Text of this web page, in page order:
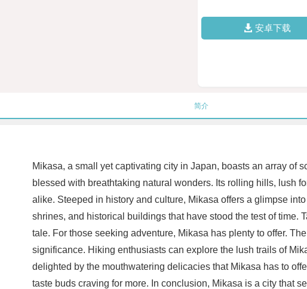
安卓下载
简介
Mikasa, a small yet captivating city in Japan, boasts an array of
blessed with breathtaking natural wonders. Its rolling hills, lush
alike. Steeped in history and culture, Mikasa offers a glimpse
shrines, and historical buildings that have stood the test of time.
tale. For those seeking adventure, Mikasa has plenty to offer.
significance. Hiking enthusiasts can explore the lush trails of
delighted by the mouthwatering delicacies that Mikasa has to
taste buds craving for more. In conclusion, Mikasa is a city that